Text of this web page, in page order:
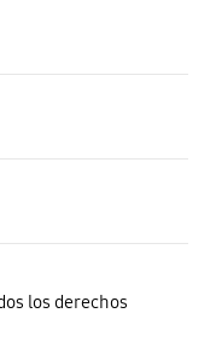
los derechos